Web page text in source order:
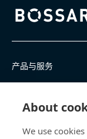
About
We use
Bossard homepage
产品与服务